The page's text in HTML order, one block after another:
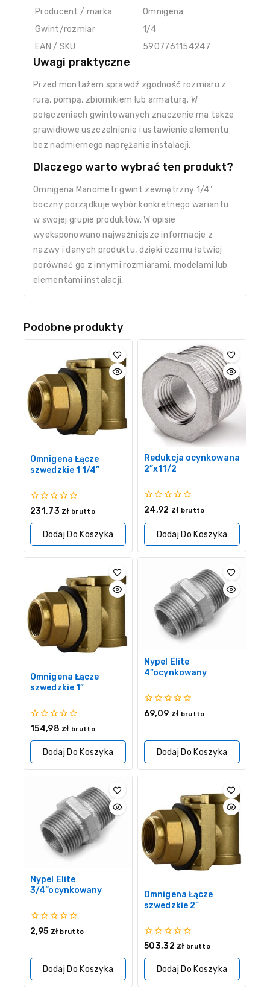
Producent / marka
Omnigena
Gwint/rozmiar
1/4
EAN / SKU
5907761154247
Uwagi praktyczne
Przed montażem sprawdź zgodność rozmiaru z
rurą, pompą, zbiornikiem lub armaturą. W
połączeniach gwintowanych znaczenie ma także
prawidłowe uszczelnienie i ustawienie elementu
bez nadmiernego naprężania instalacji.
Dlaczego warto wybrać ten produkt?
Omnigena Manometr gwint zewnętrzny 1/4"
boczny porządkuje wybór konkretnego wariantu
w swojej grupie produktów. W opisie
wyeksponowano najważniejsze informacje z
nazwy i danych produktu, dzięki czemu łatwiej
porównać go z innymi rozmiarami, modelami lub
elementami instalacji.
Podobne produkty
Omnigena Łącze
szwedzkie 1 1/4”
0
5
231,73 zł brutto
Dodaj Do Koszyka
Redukcja ocynkowana
2”x11/2
0
5
24,92 zł brutto
Dodaj Do Koszyka
Omnigena Łącze
szwedzkie 1”
0
5
154,98 zł brutto
Dodaj Do Koszyka
Nypel Elite
4”ocynkowany
0
69,09 zł brutto
Dodaj Do Koszyka
Nypel Elite
3/4”ocynkowany
0
2,95 zł brutto
Dodaj Do Koszyka
Omnigena Łącze
szwedzkie 2”
0
5
503,32 zł brutto
Dodaj Do Koszyka